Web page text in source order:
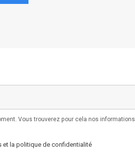
Vous trouverez pour cela nos
la politique de confidentialité